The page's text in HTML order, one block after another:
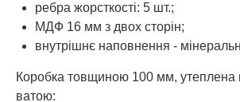
ребра жорсткості: 5 шт.;
МДФ 16 мм з двох сторін;
внутрішнє наповнення -
Коробка товщиною 100 мм, утеплена
ватою: